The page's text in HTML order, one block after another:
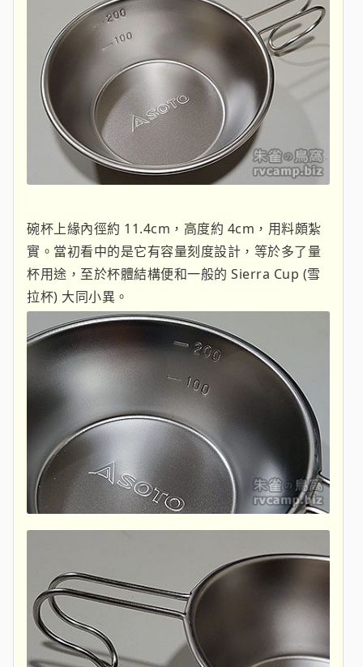
碗杯上緣內徑約 11.4cm，高度約 4cm，用料頗紮
實。當初看中的是它有容量刻度設計，等於多了量
杯用途，至於杯體結構便和一般的 Sierra Cup (雪
拉杯) 大同小異。